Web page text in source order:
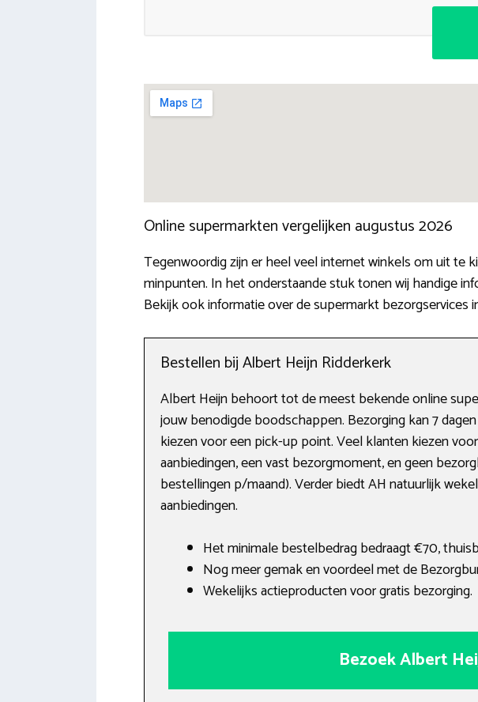
Online supermarkten vergelijken augustus 2026
Tegenwoordig zijn er heel veel internet winkels om uit te
minpunten. In het onderstaande stuk tonen wij handige
Bekijk ook informatie over de supermarkt bezorgservices
Bestellen bij Albert Heijn Ridderkerk
Albert Heijn behoort tot de meest bekende online
jouw benodigde boodschappen. Bezorging kan 7
kiezen voor een pick-up point. Veel klanten kiezen
aanbiedingen, een vast bezorgmoment, en geen
bestellingen p/maand). Verder biedt AH natuurlijk
aanbiedingen.
Het minimale bestelbedrag bedraagt €70,
Nog meer gemak en voordeel met de
Wekelijks actieproducten voor gratis bezorging.
Bezoek Albert